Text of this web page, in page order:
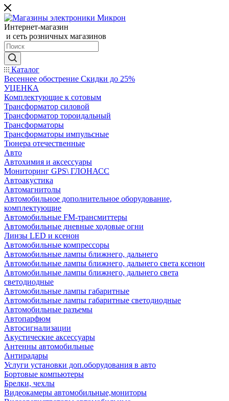
Интернет-магазин
и сеть розничных магазинов
Каталог
Весеннее обострение Скидки до 25%
УЦЕНКА
Комплектующие к сотовым
Трансформатор силовой
Трансформатор тороидальный
Трансформаторы
Трансформаторы импульсные
Тюнера отечественные
Авто
Автохимия и аксессуары
Мониторинг GPS\ ГЛОНАСС
Автоакустика
Автомагнитолы
Автомобильное дополнительное оборудование,
комплектующие
Автомобильные FM-трансмиттеры
Автомобильные дневные ходовые огни
Линзы LED и ксенон
Автомобильные компрессоры
Автомобильные лампы ближнего, дальнего
Автомобильные лампы ближнего, дальнего света ксенон
Автомобильные лампы ближнего, дальнего света
светодиодные
Автомобильные лампы габаритные
Автомобильные лампы габаритные светодиодные
Автомобильные разъемы
Автопарфюм
Автосигнализации
Акустические аксессуары
Антенны автомобильные
Антирадары
Услуги установки доп.оборудования в авто
Бортовые компьютеры
Брелки, чехлы
Видеокамеры автомобильные,мониторы